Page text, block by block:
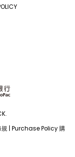
Purchase Policy 購